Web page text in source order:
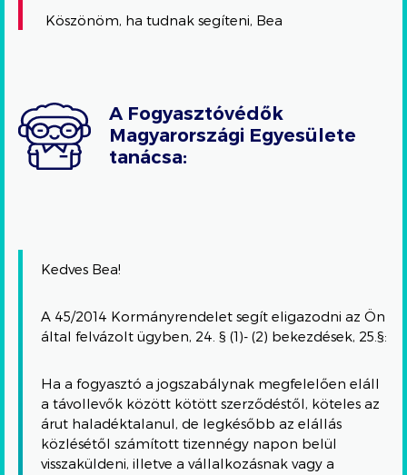
Köszönöm, ha tudnak segíteni, Bea
A Fogyasztóvédők
Magyarországi Egyesülete
tanácsa:
Kedves Bea!
A 45/2014 Kormányrendelet segít eligazodni az Ön
által felvázolt ügyben, 24. § (1)- (2) bekezdések, 25.§:
Ha a fogyasztó a jogszabálynak megfelelően eláll
a távollevők között kötött szerződéstől, köteles az
árut haladéktalanul, de legkésőbb az elállás
közlésétől számított tizennégy napon belül
visszaküldeni, illetve a vállalkozásnak vagy a